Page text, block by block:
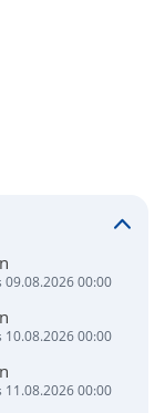
00:00
00:00
00:00